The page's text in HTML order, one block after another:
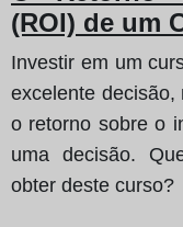
(ROI) de um
Investir em um
excelente
o retorno sobre o
uma decisão.
obter deste curso?